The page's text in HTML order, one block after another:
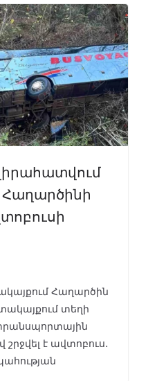
Հաղարծին
տեղի
է ավտոբուս․